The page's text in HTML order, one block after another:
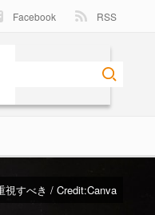
Facebook RSS
視すべき / Credit:Canva